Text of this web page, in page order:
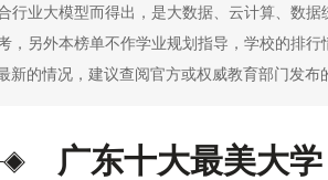
行业大模型而得出，是大数据、云计算、数
，另外本榜单不作学业规划指导，学校的排
的情况，建议查阅官方或权威教育部门发布
广东十大最美大学